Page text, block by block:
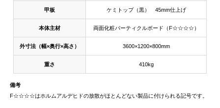
甲板 ケミトップ（黒） 45mm仕上げ
本体主材 両面化粧パーティクルボード（F☆☆☆☆）
外寸法（幅×奥行×高さ） 3600×1200×800mm
重さ 410kg
備考
F☆☆☆☆はホルムアルデヒドの放散がほとんどない製品に付けられる記号です。